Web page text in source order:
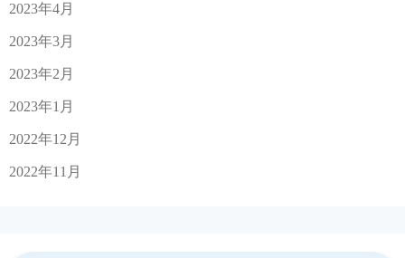
2023年4月
2023年3月
2023年2月
2023年1月
2022年12月
2022年11月